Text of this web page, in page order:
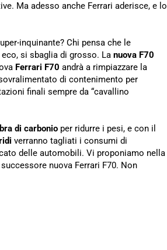
Ma adesso anche Ferrari aderisce, e lo
inquinante? Chi pensa che le
si sbaglia di grosso. La nuova F70
Ferrari F70 andrà a rimpiazzare la
di contenimento per
finali sempre da “cavallino
di carbonio per ridurre i pesi, e con il
verranno tagliati i consumi di
delle automobili. Vi proponiamo nella
nuova Ferrari F70. Non